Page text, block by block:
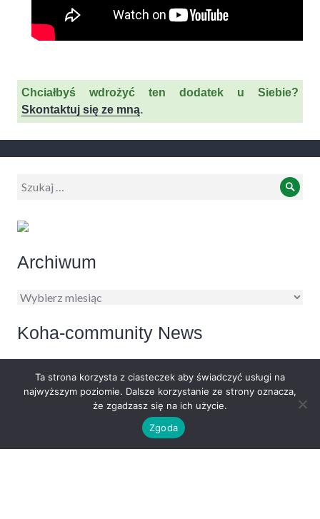
Chciałbyś wdrożyć ten dodatek u Siebie?
Skontaktuj się ze mną.
Wyszukiwanie:
Archiwum
Archiwum
Koha-community News
Koha Community Newsletter: July 2026
30/07/2026
Reminder: Register for KohaCon26 by 28 August
19/07/2026
Ta strona korzysta z ciasteczek aby świadczyć usługi na
najwyższym poziomie. Dalsze korzystanie ze strony oznacza,
że zgadzasz się na ich użycie.
Zgoda